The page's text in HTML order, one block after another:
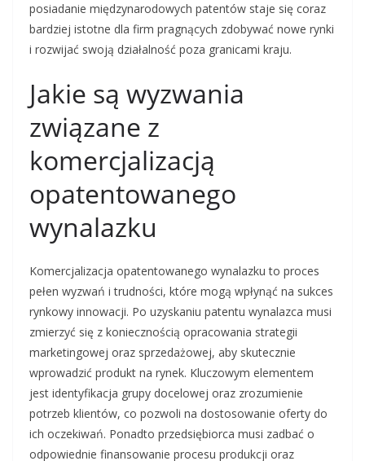
posiadanie międzynarodowych patentów staje się coraz
bardziej istotne dla firm pragnących zdobywać nowe rynki
i rozwijać swoją działalność poza granicami kraju.
Jakie są wyzwania
związane z
komercjalizacją
opatentowanego
wynalazku
Komercjalizacja opatentowanego wynalazku to proces
pełen wyzwań i trudności, które mogą wpłynąć na sukces
rynkowy innowacji. Po uzyskaniu patentu wynalazca musi
zmierzyć się z koniecznością opracowania strategii
marketingowej oraz sprzedażowej, aby skutecznie
wprowadzić produkt na rynek. Kluczowym elementem
jest identyfikacja grupy docelowej oraz zrozumienie
potrzeb klientów, co pozwoli na dostosowanie oferty do
ich oczekiwań. Ponadto przedsiębiorca musi zadbać o
odpowiednie finansowanie procesu produkcji oraz